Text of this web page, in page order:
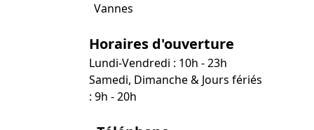
Vannes
Horaires d'ouverture
Lundi-Vendredi : 10h - 23h
Samedi, Dimanche & Jours fériés
: 9h - 20h